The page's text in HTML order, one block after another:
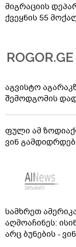
მიგრაციის
ქვეყნის 55
აგვისტო
შემოდგომის
ფული ამ
ვინ
სამხრეთ
აღმოაჩინეს:
არც ბუნების -